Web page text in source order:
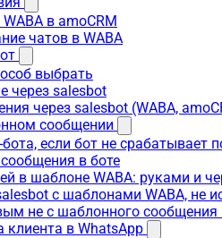
в amoCRM
чатов в WABA
выбрать
через salesbot
через salesbot (WABA,
сообщении
если бот не срабатывает
в боте
в шаблоне WABA: руками и
с шаблонами WABA, не
не с шаблонного сообщения
клиента в WhatsApp